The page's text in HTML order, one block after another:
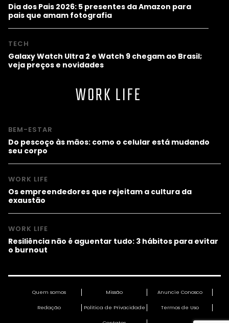
Dia dos Pais 2026: 5 presentes da Amazon para
pais que amam fotografia
TECH
Galaxy Watch Ultra 2 e Watch 9 chegam ao Brasil;
veja preços e novidades
WORK LIFE
BEM-ESTAR
Do pescoço às mãos: como o celular está mudando
seu corpo
WORK LIFE
Os empreendedores que rejeitam a cultura da
exaustão
WORK LIFE
Resiliência não é aguentar tudo: 3 hábitos para evitar
o burnout
Quem somos Missão Anuncie Conosco
Redação Política de Privacidade Termos de Uso